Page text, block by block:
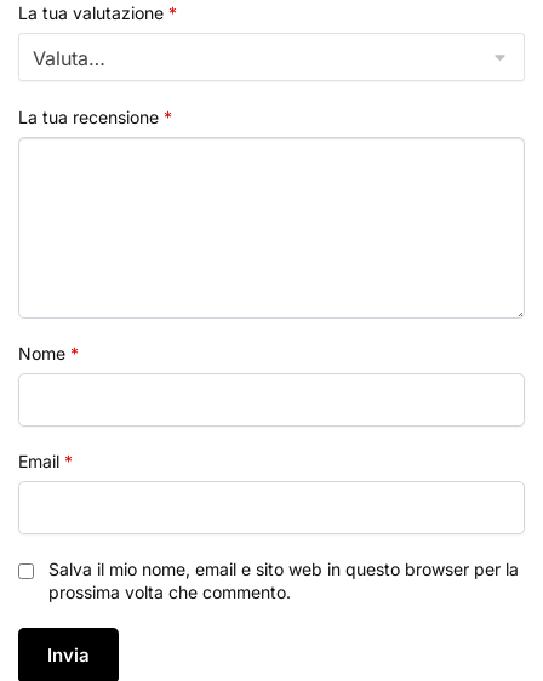
La tua valutazione *
La tua recensione *
Nome *
Email *
Salva il mio nome, email e sito web in questo browser per la
prossima volta che commento.